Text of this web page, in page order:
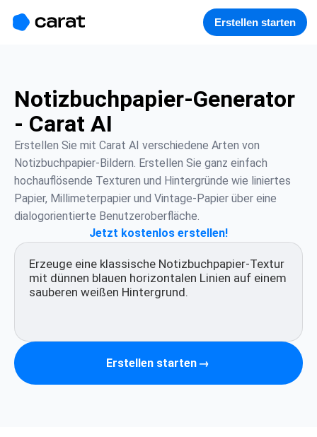
Erstellen starten
Notizbuchpapier-Generator
- Carat AI
Erstellen Sie mit Carat AI verschiedene Arten von
Notizbuchpapier-Bildern. Erstellen Sie ganz einfach
hochauflösende Texturen und Hintergründe wie liniertes
Papier, Millimeterpapier und Vintage-Papier über eine
dialogorientierte Benutzeroberfläche.
Jetzt kostenlos erstellen!
Erstellen starten →